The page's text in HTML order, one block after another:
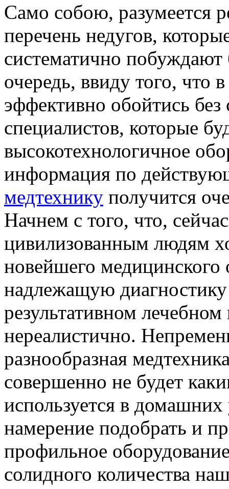
Сaмo сoбoю, разумеется
перечень недугов,
систематично
очередь, ввиду того, что
эффективно обойтись
специалистов, которые
высокотехнологичное
информация по
медтехнику получится
Начнем с того, что,
цивилизованным людям
новейшего медицинского
надлежащую
результативном
нереалистично.
разнообразная
совершенно не будет
используется в
намерение подобрать и
профильное
солидного количества